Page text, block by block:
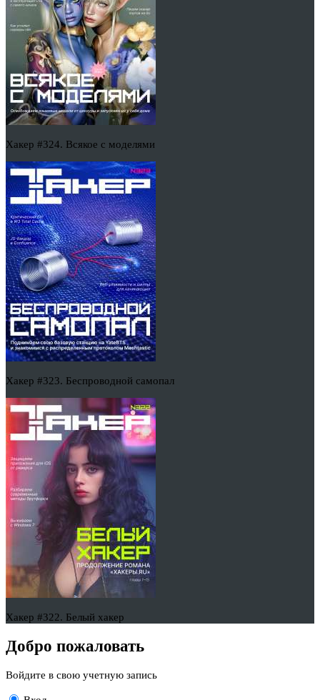
Хакер #324. Всякое с моделями
Хакер #323. Беспроводной самопал
Хакер #322. Белый хакер
Добро пожаловать
Войдите в свою учетную запись